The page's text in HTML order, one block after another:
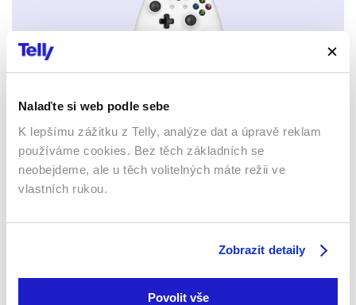
Nalaďte si web podle sebe
K lepšímu zážitku z Telly, analýze dat a úpravě reklam
používáme cookies. Bez těch základních se
neobejdeme, ale u těch volitelných máte režii ve
vlastních rukou.
Zobrazit detaily
Povolit vše